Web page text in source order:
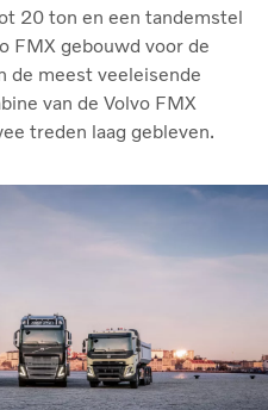
20 ton en een tandemstel
FMX gebouwd voor de
de meest veeleisende
van de Volvo FMX
treden laag gebleven.